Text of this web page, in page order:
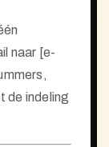
naar [e-
de indeling